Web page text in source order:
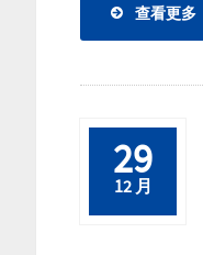
查看更多
29
12 月